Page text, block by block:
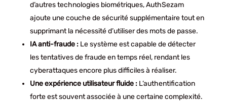
d’autres technologies biométriques, AuthSezam
ajoute une couche de sécurité supplémentaire tout en
supprimant la nécessité d’utiliser des mots de passe.
IA anti-fraude :Le système est capable de détecter
les tentatives de fraude en temps réel, rendant les
cyberattaques encore plus difficiles à réaliser.
Une expérience utilisateur fluide :L’authentification
forte est souvent associée à une certaine complexité.